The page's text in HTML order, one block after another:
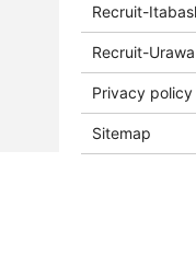
Recruit-
Recruit-Urawa
Privacy policy
Sitemap